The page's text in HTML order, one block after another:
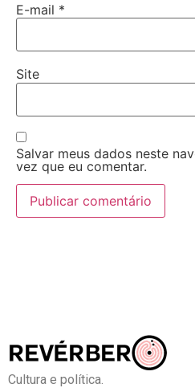
E-mail *
Site
Salvar meus dados neste
vez que eu comentar.
Cultura e política.